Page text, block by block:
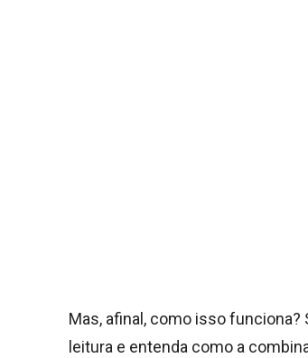
Mas, afinal, como isso
leitura e entenda como a